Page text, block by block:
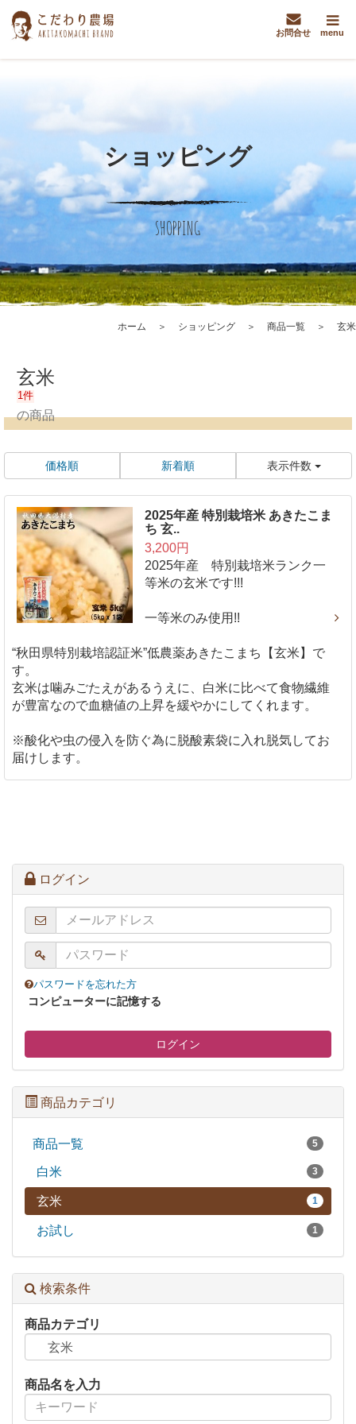
ショッピング
SHOPPING
ホーム ショッピング 商品一覧 玄米
お問合せ menu
玄米
1件
の商品
価格順 新着順 表示件数
2025年産 特別栽培米 あきたこま
ち 玄..
3,200円
2025年産 特別栽培米ランク一
等米の玄米です!!!
一等米のみ使用!!
“秋田県特別栽培認証米”低農薬あきたこまち【玄米】で
す。
玄米は噛みごたえがあるうえに、白米に比べて食物繊維
が豊富なので血糖値の上昇を緩やかにしてくれます。
※酸化や虫の侵入を防ぐ為に脱酸素袋に入れ脱気してお
届けします。
ログイン
パスワードを忘れた方
コンピューターに記憶する
ログイン
商品カテゴリ
商品一覧 5
白米 3
玄米 1
お試し 1
検索条件
商品カテゴリ
商品名を入力